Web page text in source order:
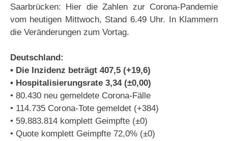
Saarbrücken: Hier die Zahlen zur Corona-Pandemie
vom heutigen Mittwoch, Stand 6.49 Uhr. In Klammern
die Veränderungen zum Vortag.
Deutschland:
• Die Inzidenz beträgt 407,5 (+19,6)
• Hospitalisierungsrate 3,34 (±0,00)
• 80.430 neu gemeldete Corona-Fälle
• 114.735 Corona-Tote gemeldet (+384)
• 59.883.814 komplett Geimpfte (±0)
• Quote komplett Geimpfte 72,0% (±0)